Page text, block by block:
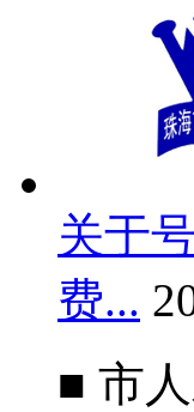
关于
费...
■ 市